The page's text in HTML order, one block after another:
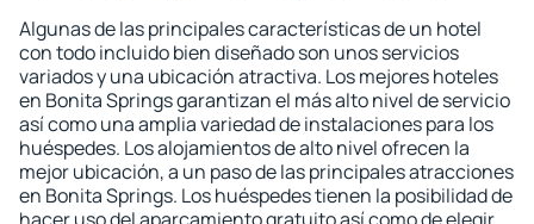
Algunas de las principales características de un hotel
con todo incluido bien diseñado son unos servicios
variados y una ubicación atractiva. Los mejores hoteles
en Bonita Springs garantizan el más alto nivel de servicio
así como una amplia variedad de instalaciones para los
huéspedes. Los alojamientos de alto nivel ofrecen la
mejor ubicación, a un paso de las principales atracciones
en Bonita Springs. Los huéspedes tienen la posibilidad de